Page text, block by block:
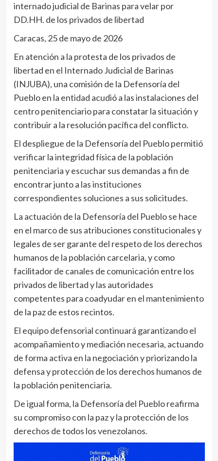
internado judicial de Barinas para velar por
DD.HH. de los privados de libertad
Caracas, 25 de mayo de 2026
En atención a la protesta de los privados de
libertad en el Internado Judicial de Barinas
(INJUBA), una comisión de la Defensoría del
Pueblo en la entidad acudió a las instalaciones del
centro penitenciario para constatar la situación y
contribuir a la resolución pacífica del conflicto.
El despliegue de la Defensoría del Pueblo permitió
verificar la integridad física de la población
penitenciaria y escuchar sus demandas a fin de
encontrar junto a las instituciones
correspondientes soluciones a sus solicitudes.
La actuación de la Defensoría del Pueblo se hace
en el marco de sus atribuciones constitucionales y
legales de ser garante del respeto de los derechos
humanos de la población carcelaria, y como
facilitador de canales de comunicación entre los
privados de libertad y las autoridades
competentes para coadyudar en el mantenimiento
de la paz de estos recintos.
El equipo defensorial continuará garantizando el
acompañamiento y mediación necesaria, actuando
de forma activa en la negociación y priorizando la
defensa y protección de los derechos humanos de
la población penitenciaria.
De igual forma, la Defensoría del Pueblo reafirma
su compromiso con la paz y la protección de los
derechos de todos los venezolanos.